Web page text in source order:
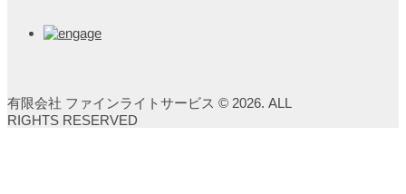
有限会社 ファインライトサービス © 2026. ALL
RIGHTS RESERVED